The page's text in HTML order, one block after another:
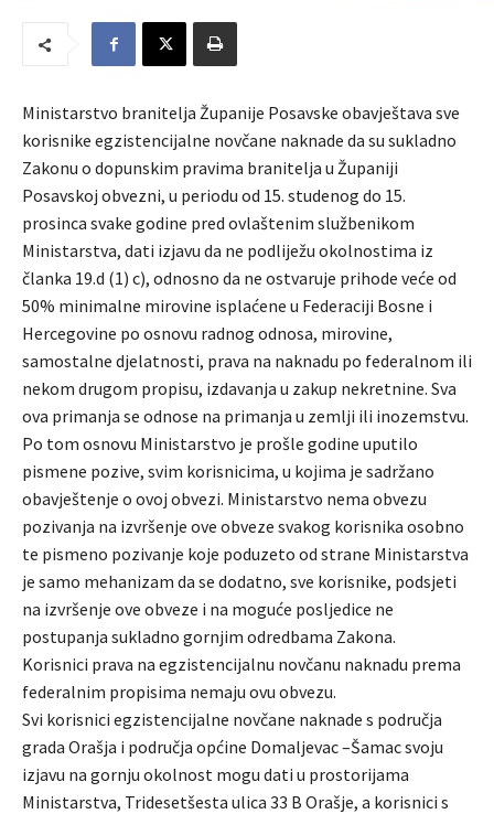
Ministarstvo branitelja Županije Posavske obavještava sve
korisnike egzistencijalne novčane naknade da su sukladno
Zakonu o dopunskim pravima branitelja u Županiji
Posavskoj obvezni, u periodu od 15. studenog do 15.
prosinca svake godine pred ovlaštenim službenikom
Ministarstva, dati izjavu da ne podliježu okolnostima iz
članka 19.d (1) c), odnosno da ne ostvaruje prihode veće od
50% minimalne mirovine isplaćene u Federaciji Bosne i
Hercegovine po osnovu radnog odnosa, mirovine,
samostalne djelatnosti, prava na naknadu po federalnom ili
nekom drugom propisu, izdavanja u zakup nekretnine. Sva
ova primanja se odnose na primanja u zemlji ili inozemstvu.
Po tom osnovu Ministarstvo je prošle godine uputilo
pismene pozive, svim korisnicima, u kojima je sadržano
obavještenje o ovoj obvezi. Ministarstvo nema obvezu
pozivanja na izvršenje ove obveze svakog korisnika osobno
te pismeno pozivanje koje poduzeto od strane Ministarstva
je samo mehanizam da se dodatno, sve korisnike, podsjeti
na izvršenje ove obveze i na moguće posljedice ne
postupanja sukladno gornjim odredbama Zakona.
Korisnici prava na egzistencijalnu novčanu naknadu prema
federalnim propisima nemaju ovu obvezu.
Svi korisnici egzistencijalne novčane naknade s područja
grada Orašja i područja općine Domaljevac –Šamac svoju
izjavu na gornju okolnost mogu dati u prostorijama
Ministarstva, Tridesetšesta ulica 33 B Orašje, a korisnici s